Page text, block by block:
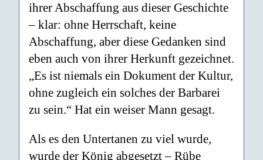
ihrer Abschaffung aus dieser Geschichte
– klar: ohne Herrschaft, keine
Abschaffung, aber diese Gedanken sind
eben auch von ihrer Herkunft gezeichnet.
„Es ist niemals ein Dokument der Kultur,
ohne zugleich ein solches der Barbarei
zu sein.“ Hat ein weiser Mann gesagt.
Als es den Untertanen zu viel wurde,
wurde der König abgesetzt – Rübe